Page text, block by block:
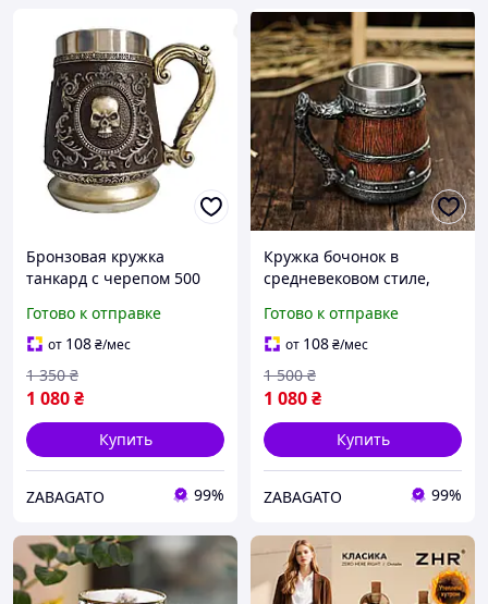
Бронзовая кружка
танкард с черепом 500
скандинавском стиле с
черепом.
Готово к отправке
от 108₴/мес
1 080₴
1 350 ₴
Купить
ZABAGATO 99%
Кружка бочонок в
средневековом стиле,
мл
Готово к отправке
от 108₴/мес
1 080₴
1 500 ₴
Купить
ZABAGATO 99%